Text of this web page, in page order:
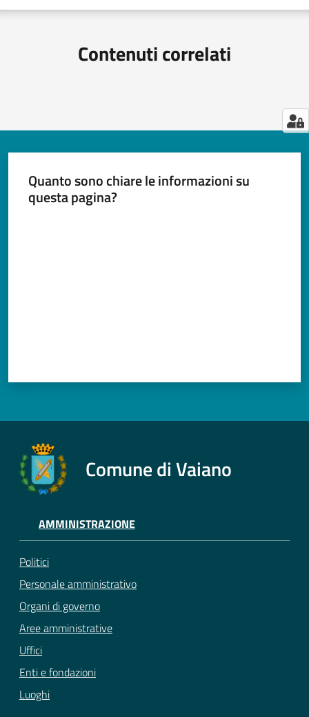
Contenuti correlati
Quanto sono chiare le informazioni su
questa pagina?
Comune di Vaiano
AMMINISTRAZIONE
Politici
Personale amministrativo
Organi di governo
Aree amministrative
Uffici
Enti e fondazioni
Luoghi